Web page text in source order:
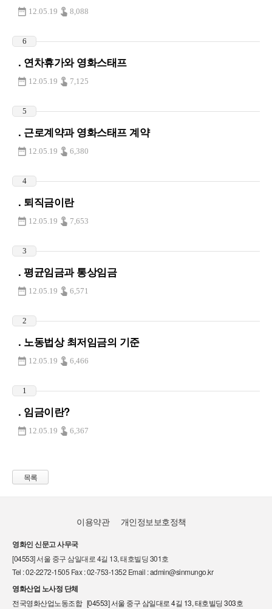
12.05.19 8,088
6
. 연차휴가와 영화스태프
12.05.19 7,125
5
. 근로계약과 영화스태프 계약
12.05.19 6,380
4
. 퇴직금이란
12.05.19 7,653
3
. 평균임금과 통상임금
12.05.19 6,571
2
. 노동법상 최저임금의 기준
12.05.19 6,466
1
. 임금이란?
12.05.19 6,367
목록
이용약관 개인정보보호정책
영화인 신문고 사무국
[04553] 서울 중구 삼일대로 4길 13, 태호빌딩 301호
Tel : 02-2272-1505 Fax : 02-753-1352 Email : admin@sinmungo.kr
영화산업 노사정 단체
전국영화산업노동조합 [04553] 서울 중구 삼일대로 4길 13, 태호빌딩 303호